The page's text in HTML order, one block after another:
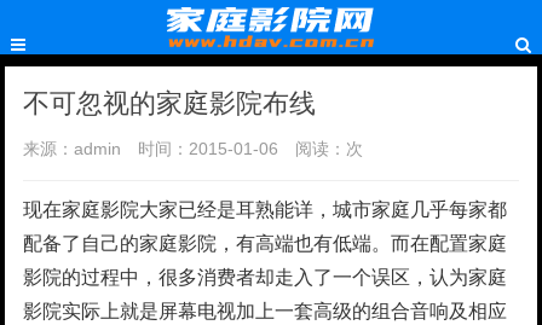
不可忽视的家庭影院布线
来源：admin 时间：2015-01-06 阅读： 次
现在家庭影院大家已经是耳熟能详，城市家庭几乎每家都
配备了自己的家庭影院，有高端也有低端。而在配置家庭
影院的过程中，很多消费者却走入了一个误区，认为家庭
影院实际上就是屏幕电视加上一套高级的组合音响及相应